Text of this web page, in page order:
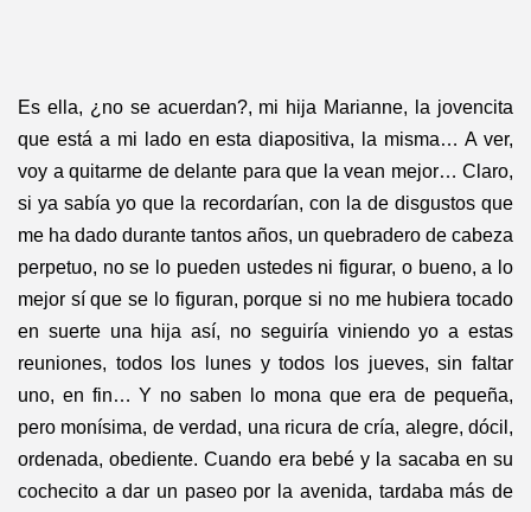
Es ella, ¿no se acuerdan?, mi hija Marianne, la jovencita
que está a mi lado en esta diapositiva, la misma… A ver,
voy a quitarme de delante para que la vean mejor… Claro,
si ya sabía yo que la recordarían, con la de disgustos que
me ha dado durante tantos años, un quebradero de cabeza
perpetuo, no se lo pueden ustedes ni figurar, o bueno, a lo
mejor sí que se lo figuran, porque si no me hubiera tocado
en suerte una hija así, no seguiría viniendo yo a estas
reuniones, todos los lunes y todos los jueves, sin faltar
uno, en fin… Y no saben lo mona que era de pequeña,
pero monísima, de verdad, una ricura de cría, alegre, dócil,
ordenada, obediente. Cuando era bebé y la sacaba en su
cochecito a dar un paseo por la avenida, tardaba más de